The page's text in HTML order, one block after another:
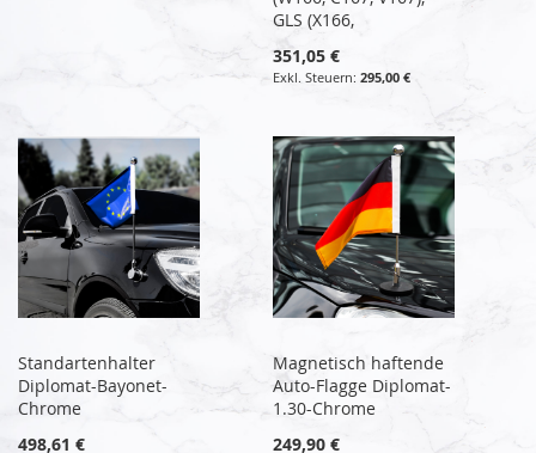
GLS (X166,
351,05 €
295,00 €
Standartenhalter
Diplomat-Bayonet-
Chrome
498,61 €
Magnetisch haftende
Auto-Flagge Diplomat-
1.30-Chrome
249,90 €